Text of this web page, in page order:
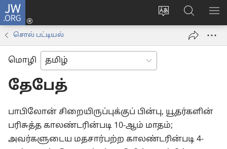
JW.ORG
மொழியை
மாற்றவும்
உள்நுழைக
window)
JW.ORG-
ல்
தேடவும்
சொல் பட்டியல்
மொழி
தேபேத்
பாபிலோன் சிறையிருப்புக்குப் பின்பு, யூதர்களின்
பரிசுத்த காலண்டரின்படி 10-ஆம் மாதம்;
அவர்களுடைய மதசார்பற்ற காலண்டரின்படி 4-